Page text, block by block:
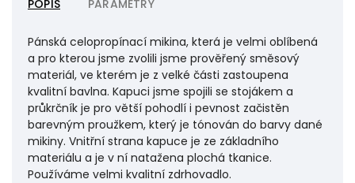
POPIS PARAMETRY
Pánská celopropínací mikina, která je velmi oblíbená
a pro kterou jsme zvolili jsme prověřený směsový
materiál, ve kterém je z velké části zastoupena
kvalitní bavlna. Kapuci jsme spojili se stojákem a
průkrčník je pro větší pohodlí i pevnost začistěn
barevným proužkem, který je tónován do barvy dané
mikiny. Vnitřní strana kapuce je ze základního
materiálu a je v ní natažena plochá tkanice.
Používáme velmi kvalitní zdrhovadlo.